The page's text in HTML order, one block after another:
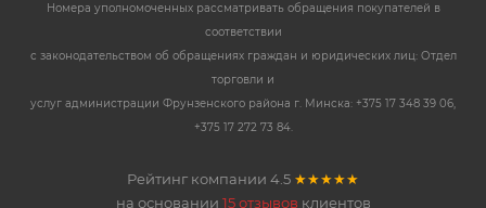
Номера уполномоченных рассматривать обращения покупателей в
соответствии
с законодательством об обращениях граждан и юридических лиц: Отдел
торговли и
услуг администрации Фрунзенского района г. Минска: +375 17 348 39 06,
+375 17 272 73 84.
Рейтинг компании 4.5 ★★★★★
на основании 15 отзывов клиентов